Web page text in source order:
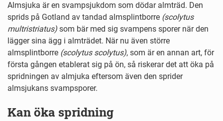
Almsjuka är en svampsjukdom som dödar almträd. Den
sprids på Gotland av tandad almsplintborre (scolytus
multristriatus) som bär med sig svampens sporer när den
lägger sina ägg i almträdet. När nu även större
almsplintborre (scolytus scolytus), som är en annan art, för
första gången etablerat sig på ön, så riskerar det att öka på
spridningen av almjuka eftersom även den sprider
almsjukans svampsporer.
Kan öka spridning